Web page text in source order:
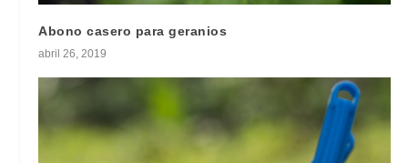
Abono casero para geranios
abril 26, 2019